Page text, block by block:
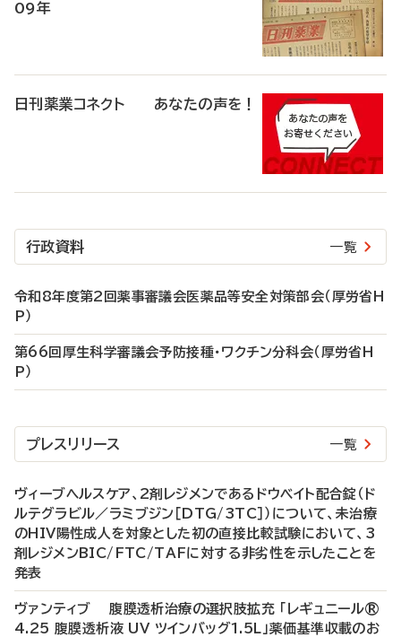
09年
日刊薬業コネクト あなたの声を！
行政資料 一覧
令和8年度第2回薬事審議会医薬品等安全対策部会（厚労省H
P）
第66回厚生科学審議会予防接種・ワクチン分科会（厚労省H
P）
プレスリリース 一覧
ヴィーブヘルスケア、2剤レジメンであるドウベイト配合錠（ド
ルテグラビル／ラミブジン［DTG/3TC］）について、未治療
のHIV陽性成人を対象とした初の直接比較試験において、3
剤レジメンBIC/FTC/TAFに対する非劣性を示したことを
発表
ヴァンティブ 腹膜透析治療の選択肢拡充 「レギュニール®
4.25 腹膜透析液 UV ツインバッグ1.5L」薬価基準収載のお